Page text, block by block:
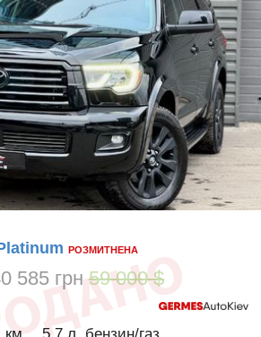
РОЗМИТНЕНА
585 грн 59 000 $
км
5.7 л. бензин/газ